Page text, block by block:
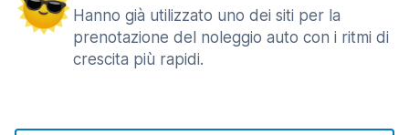
Hanno già utilizzato uno dei siti per la
prenotazione del noleggio auto con i ritmi di
crescita più rapidi.